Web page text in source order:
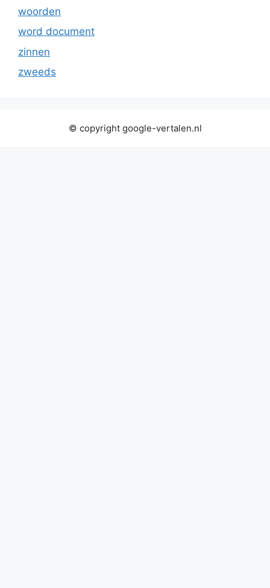
woorden
word document
zinnen
zweeds
© copyright google-vertalen.nl